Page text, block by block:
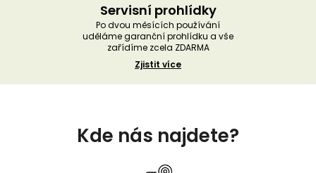
Servisní prohlídky
Po dvou měsících používání
uděláme garanční prohlídku a vše
zařídíme zcela ZDARMA
Zjistit více
Kde nás najdete?